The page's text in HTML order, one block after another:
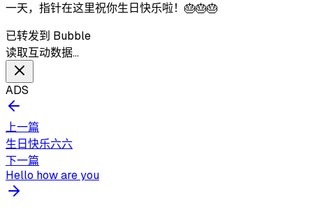
一天，指针在这里祝你生日快乐啦！🎂🎂🎂
已转发到 Bubble
读取互动数据…
ADS
上一篇
生日快乐六六
下一篇
Hello how are you